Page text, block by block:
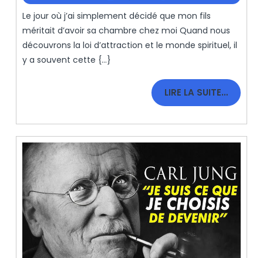
Des
Vrais
Magiciens.
novembre
2022
Le jour où j’ai simplement décidé que mon fils
méritait d’avoir sa chambre chez moi Quand nous
découvrons la loi d’attraction et le monde spirituel, il
y a souvent cette {...}
LIRE LA SUITE…LIRE
LA